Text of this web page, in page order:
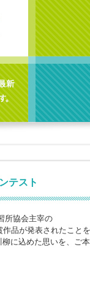
テスト
所協会主宰の
品が発表されたこと
に込めた思いを、ご